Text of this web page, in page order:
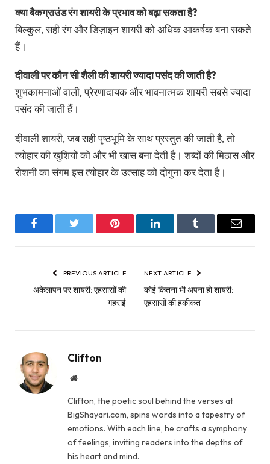
क्या बैकग्राउंड रंग शायरी के प्रभाव को बढ़ा सकता है?
बिल्कुल, सही रंग और डिज़ाइन शायरी को अधिक आकर्षक बना सकते
हैं।
दीवाली पर कौन सी शैली की शायरी ज्यादा पसंद की जाती है?
शुभकामनाओं वाली, प्रेरणादायक और भावनात्मक शायरी सबसे ज्यादा
पसंद की जाती हैं।
दीवाली शायरी, जब सही पृष्ठभूमि के साथ प्रस्तुत की जाती है, तो
त्योहार की खुशियों को और भी खास बना देती है। शब्दों की मिठास और
रोशनी का संगम इस त्योहार के उत्साह को दोगुना कर देता है।
FacebookTwitter Pinterest LinkedInTumblr Email
PREVIOUS ARTICLE
अकेलापन पर शायरी: एहसासों की
गहराई
NEXT ARTICLE
कोई कितना भी अपना हो शायरी:
एहसासों की हकीकत
Clifton
Website
Clifton, the poetic soul behind the verses at
BigShayari.com, spins words into a tapestry of
emotions. With each line, he crafts a symphony
of feelings, inviting readers into the depths of
his heart and mind.